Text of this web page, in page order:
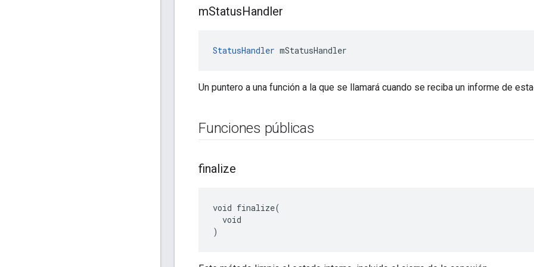
mStatusHandler
StatusHandler mStatusHandler
Un puntero a una función a la que se llamará cuando se reciba un informe de
Funciones públicas
finalize
void finalize(
  void
)